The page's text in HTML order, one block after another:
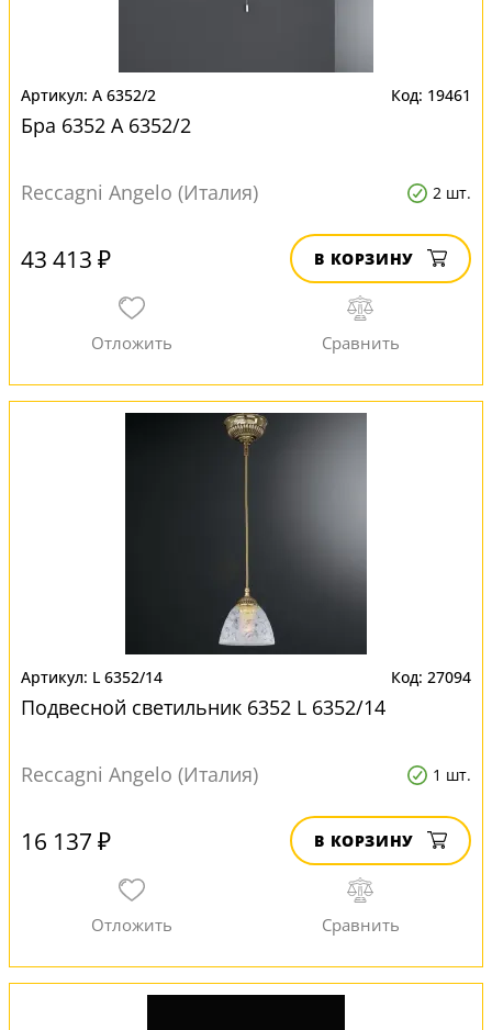
A 6352/2 19461
Бра 6352 A 6352/2
Reccagni Angelo (Италия) 2 шт.
43 413 ₽ В КОРЗИНУ
L 6352/14 27094
Подвесной светильник 6352 L 6352/14
Reccagni Angelo (Италия) 1 шт.
16 137 ₽ В КОРЗИНУ